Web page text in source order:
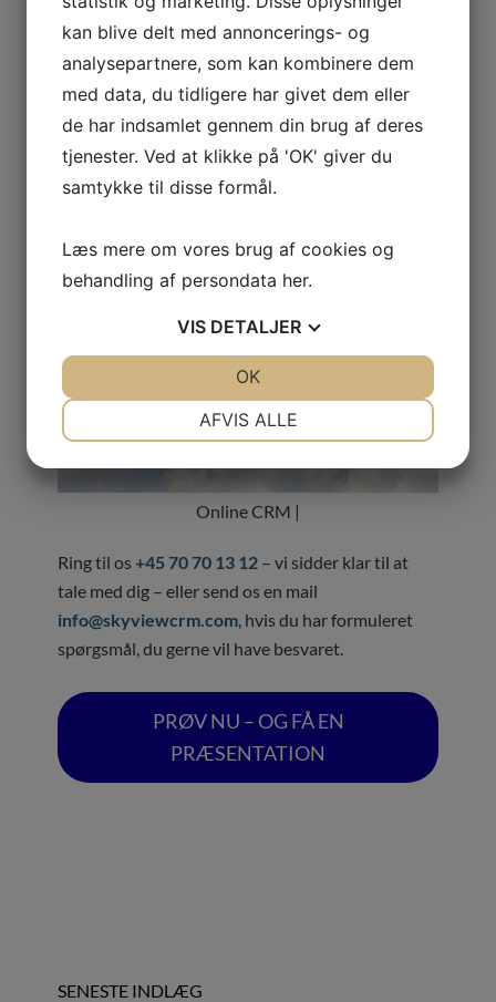
Vore beta-testere, der er de første, der ser nye
ideer og ændringer, er bl.a. SkyViewCRMs egne
kunder. Derfor er ændringer vedr. opdateringer og
nye funktioner godkendt af kunderne selv, før de
sendes ud til alle vores kunder.
Bestil SkyViewCRM fra 149.- pr.
Online CRM |
Ring til os+45 70 70 13 12 – vi sidder klar til at
tale med dig – eller send os en mail
info@skyviewcrm.com , hvis du har formuleret
spørgsmål, du gerne vil have besvaret.
PRØV NU – OG FÅ EN
PRÆSENTATION
SENESTE INDLÆG
kan blive delt med annoncerings- og
analysepartnere, som kan kombinere dem
med data, du tidligere har givet dem eller
de har indsamlet gennem din brug af deres
tjenester. Ved at klikke på 'OK' giver du
samtykke til disse formål.
Læs mere om vores brug af cookies og
behandling af persondata her.
VIS DETALJER
STATISTIK
AFVIS ALLE
OK